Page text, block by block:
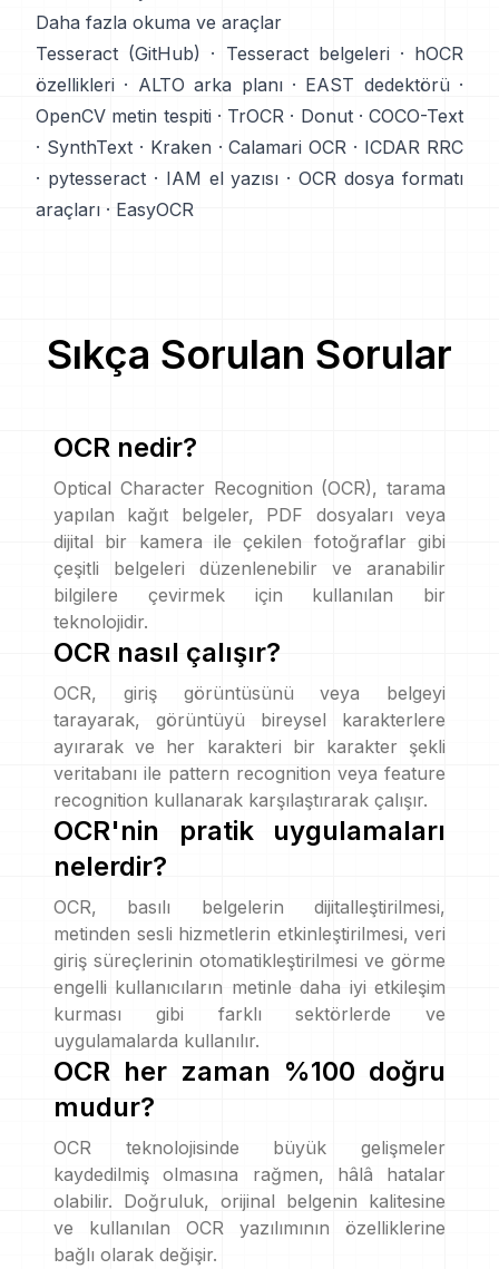
Daha fazla okuma ve araçlar
Tesseract (GitHub) · Tesseract belgeleri· hOCR
özellikleri · ALTO arka planı· EAST dedektörü ·
OpenCV metin tespiti· TrOCR · Donut· COCO-Text
· SynthText· Kraken ·Calamari OCR · ICDAR RRC
· pytesseract· IAM el yazısı ·OCR dosya formatı
araçları · EasyOCR
Sıkça Sorulan Sorular
OCR nedir?
Optical Character Recognition (OCR), tarama
yapılan kağıt belgeler, PDF dosyaları veya
dijital bir kamera ile çekilen fotoğraflar gibi
çeşitli belgeleri düzenlenebilir ve aranabilir
bilgilere çevirmek için kullanılan bir
teknolojidir.
OCR nasıl çalışır?
OCR, giriş görüntüsünü veya belgeyi
tarayarak, görüntüyü bireysel karakterlere
ayırarak ve her karakteri bir karakter şekli
veritabanı ile pattern recognition veya feature
recognition kullanarak karşılaştırarak çalışır.
OCR'nin pratik uygulamaları
nelerdir?
OCR, basılı belgelerin dijitalleştirilmesi,
metinden sesli hizmetlerin etkinleştirilmesi, veri
giriş süreçlerinin otomatikleştirilmesi ve görme
engelli kullanıcıların metinle daha iyi etkileşim
kurması gibi farklı sektörlerde ve
uygulamalarda kullanılır.
OCR her zaman %100 doğru
mudur?
OCR teknolojisinde büyük gelişmeler
kaydedilmiş olmasına rağmen, hâlâ hatalar
olabilir. Doğruluk, orijinal belgenin kalitesine
ve kullanılan OCR yazılımının özelliklerine
bağlı olarak değişir.